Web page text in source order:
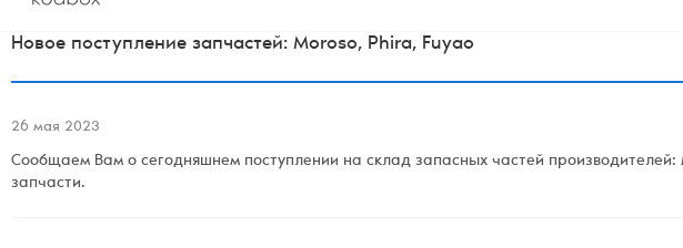
Новое поступление запчастей: Moroso, Phira, Fuyao
26 мая 2023
Сообщаем Вам о сегодняшнем поступлении на склад запасных частей
запчасти.